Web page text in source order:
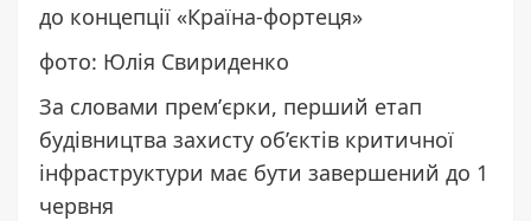
до концепції «Країна-фортеця»
фото: Юлія Свириденко
За словами премʼєрки, перший етап
будівництва захисту об’єктів критичної
інфраструктури має бути завершений до 1
червня